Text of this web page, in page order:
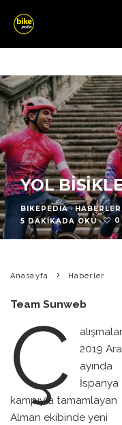
YOL
BIKEPEDIA · HABERLER
5 DAKIKADA OKU · 0
Anasayfa Haberler
Team Sunweb
Ç
2019
ayında
İspanya
kampıyla tamamlayan
Alman ekibinde yeni